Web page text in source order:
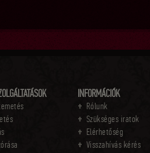
INFORMÁCIÓK
Rólunk
Szükséges iratok
Elérhetőség
Visszahívás kérés